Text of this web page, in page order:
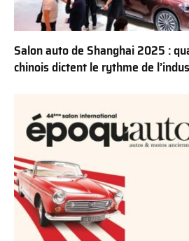
Salon auto de Shanghai 2025 :
chinois dictent le rythme de